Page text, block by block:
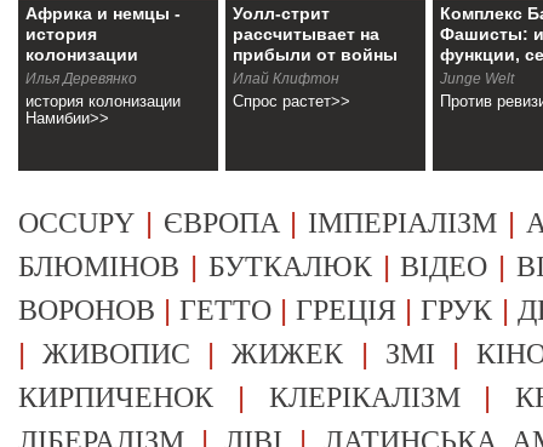
Африка и немцы -
история
колонизации
Намибии
Илья Деревянко
история колонизации
Намибии>>
Уолл-стрит
рассчитывает на
прибыли от войны
Илай Клифтон
Спрос растет>>
Комплекс
Фашисты:
функции,
Junge Welt
Против
OCCUPY | ЄВРОПА | ІМПЕРІАЛІЗМ |
БЛЮМІНОВ | БУТКАЛЮК|ВІДЕО |
ВОРОНОВ |ГЕТТО |ГРЕЦІЯ |ГРУК |
|ЖИВОПИС |ЖИЖЕК | ЗМІ |
КИРПИЧЕНОК | КЛЕРІКАЛІЗМ|
| |